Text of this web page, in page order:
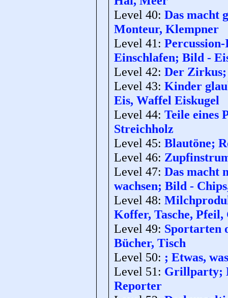
Level 40: Das macht
Monteur, Klempner
Level 41:
Einschlafen; Bild -
Level 42: Der Zirkus;
Level 43: Kinder
Eis, Waffel Eiskugel
Level 44: Teile eines
Streichholz
Level 45: Blautöne;
Level 46:
Level 47: Das macht
wachsen; Bild -
Level 48:
Koffer, Tasche, Pfeil,
Level 49: Sportarten
Bücher, Tisch
Level 50: ; Etwas,
Level 51: Grillparty;
Reporter